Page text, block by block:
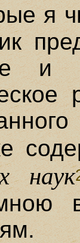
я
и
наук